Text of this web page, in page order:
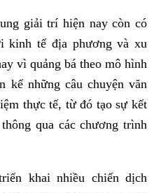
giải trí hiện nay còn có
kinh tế địa phương và xu
vì quảng bá theo mô hình
kể những câu chuyện văn
thực tế, từ đó tạo sự kết
qua các chương trình
khai nhiều chiến dịch